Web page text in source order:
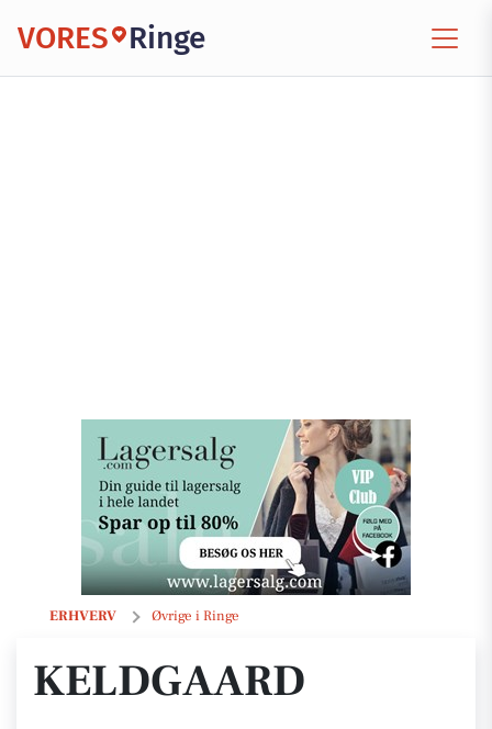
VORES Ringe
ERHVERV Øvrige i Ringe
Keldgaard
KELDGAARD